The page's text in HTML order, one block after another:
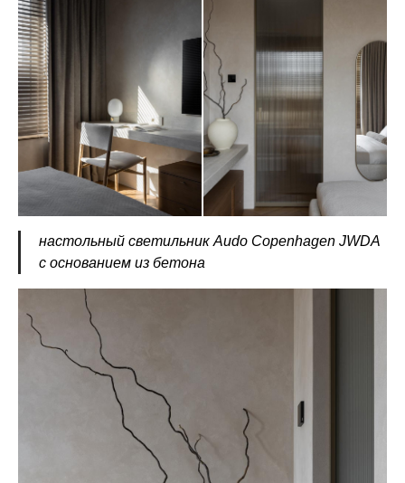
настольный светильник Audo Сopenhagen JWDA
c основанием из бетона